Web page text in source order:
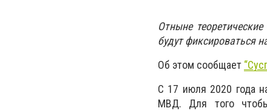
Отныне
будут фиксироваться
Об этом сообщает
С 17 июля 2020 года
МВД. Для того